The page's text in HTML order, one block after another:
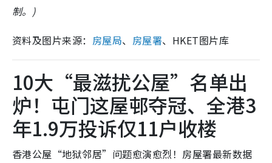
制。)
资料及图片来源： 房屋局、 房屋署、HKET图片库
10大“最滋扰公屋”名单出
炉！屯门这屋邨夺冠、全港3
年1.9万投诉仅11户收楼
香港公屋“地狱邻居”问题愈演愈烈！房屋署最新数据